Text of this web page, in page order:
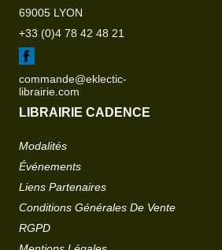
69005 LYON
+33 (0)4 78 42 48 21
commande@eklectic-
librairie.com
LIBRAIRIE CADENCE
Modalités
Événements
Liens Partenaires
Conditions Générales De Vente
RGPD